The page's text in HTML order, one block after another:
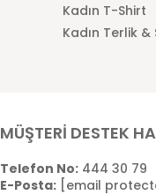
Kadın T-Shirt
Kadın Terlik
MÜŞTERİ DESTEK
Telefon No:444 30 79
E-Posta:
[email